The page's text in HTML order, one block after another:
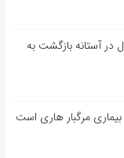
آستانه بازگشت به
بیماری مرگبار هاری است